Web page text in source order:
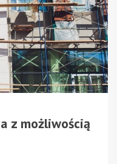
z możliwością